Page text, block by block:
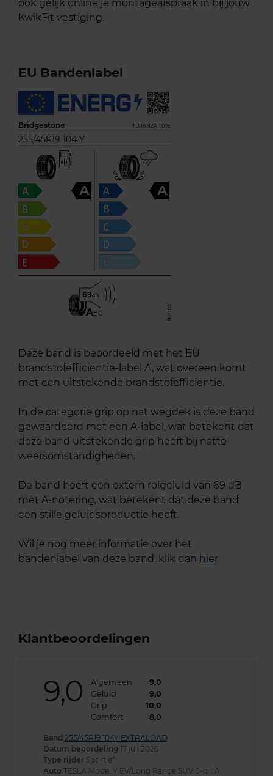
ook gelijk online je montageafspraak in bij jouw
KwikFit vestiging.
EU Bandenlabel
Bridgestone TURANZA T005
255/45R19 104 Y
A A
69
ABC
Deze band is beoordeeld met het EU
brandstofefficiëntie-label A, wat overeen komt
met een uitstekende brandstofefficiëntie.
In de categorie grip op nat wegdek is deze band
gewaardeerd met een A-label, wat betekent dat
deze band uitstekende grip heeft bij natte
weersomstandigheden.
De band heeft een extern rolgeluid van 69 dB
met A-notering, wat betekent dat deze band
een stille geluidsproductie heeft.
Wil je nog meer informatie over het
bandenlabel van deze band, klik dan hier
Klantbeoordelingen
9,0 Algemeen
9,0
Geluid
9,0
Grip
10,0
Comfort
8,0
Band 255/45R19 104Y EXTRALOAD
Datum beoordeling 17 juli 2026
Type rijder Sportief
Auto TESLA Model Y EV/Long Range SUV 0-cil. A